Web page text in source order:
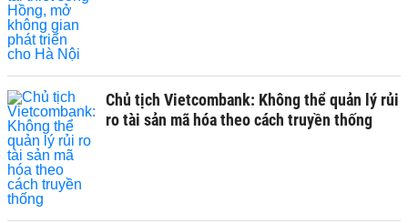
Chủ tịch Vietcombank: Không thể quản lý rủi
ro tài sản mã hóa theo cách truyền thống